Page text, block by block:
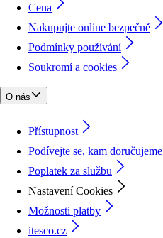
Cena
Nakupujte online bezpečně
Podmínky používání
Soukromí a cookies
O nás
Přístupnost
Podívejte se, kam doručujeme
Poplatek za službu
Nastavení Cookies
Možnosti platby
itesco.cz